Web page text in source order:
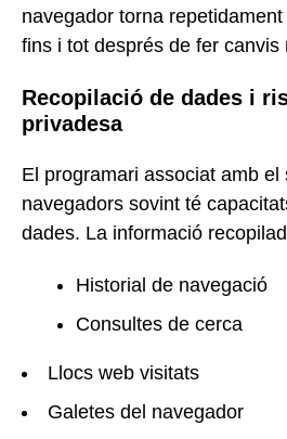
navegador torna
fins i tot després de fer canvis
Recopilació de dades i
privadesa
El programari associat amb el
navegadors sovint té
dades. La informació
Historial de navegació
Consultes de cerca
Llocs web visitats
Galetes del navegador